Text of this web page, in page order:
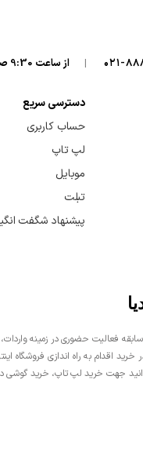
| از ساعت 9:30 صبح تا 7 شب میزبان صدای گرمتان هستیم
دسترسی سریع
حساب کاربری
لپ تاپ
موبایل
تبلت
پیشنهاد شگفت
ارتباطات پارتاک با بیش از 25 سال سابقه
اقدام به راه اندازی فروشگاه
جهت خرید لپ تاپ، خرید